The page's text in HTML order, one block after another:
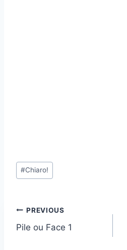
Post
Tags:
#Chiaro!
Post
navigation
PREVIOUS
Pile ou Face 1